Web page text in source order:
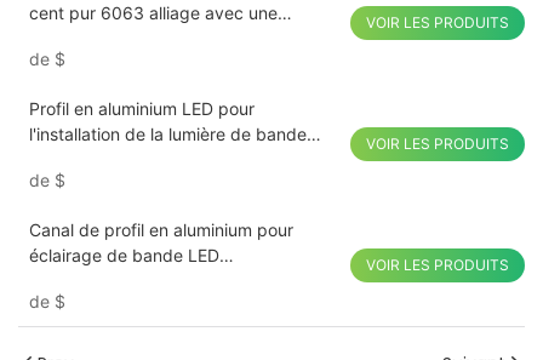
cent pur 6063 alliage avec une
passage de l'hôtel
de $
VOIR LES PRODUITS
Profil en aluminium LED pour
l'installation de la lumière de bande
de $
VOIR LES PRODUITS
Canal de profil en aluminium pour
éclairage de bande LED
de $
VOIR LES PRODUITS